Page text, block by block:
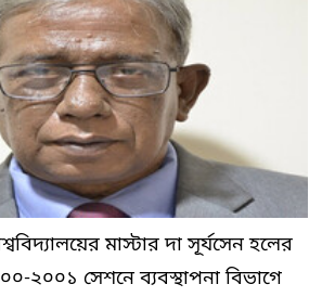
মাস্টার দা সূর্যসেন হলের
২০০১ সেশনে ব্যবস্থাপনা বিভাগে